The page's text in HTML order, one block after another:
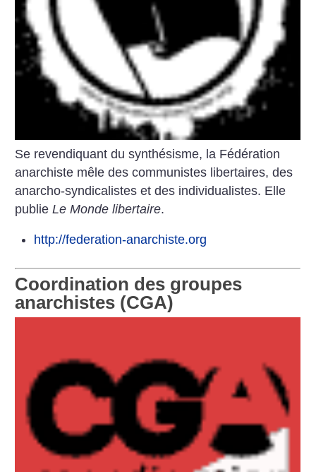
Se revendiquant du synthésisme, la Fédération
anarchiste mêle des communistes libertaires, des
anarcho-syndicalistes et des individualistes. Elle
publieLe Monde libertaire.
http://federation-anarchiste.org
Coordination des groupes
anarchistes (CGA)